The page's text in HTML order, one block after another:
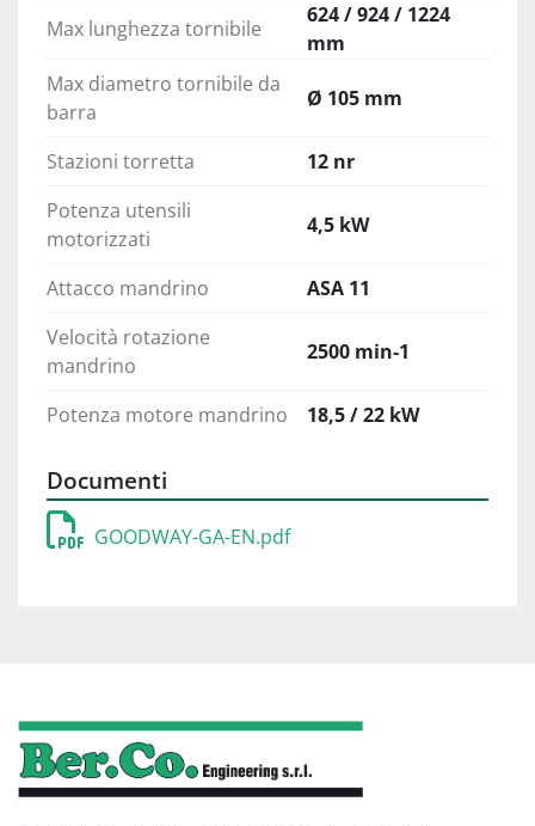
Max lunghezza tornibile
624 / 924 / 1224
mm
Max diametro tornibile da
barra
Ø 105 mm
Stazioni torretta
12 nr
Potenza utensili
motorizzati
4,5 kW
Attacco mandrino
ASA 11
Velocità rotazione
mandrino
2500 min-1
Potenza motore mandrino 18,5 / 22 kW
Documenti
GOODWAY-GA-EN.pdf